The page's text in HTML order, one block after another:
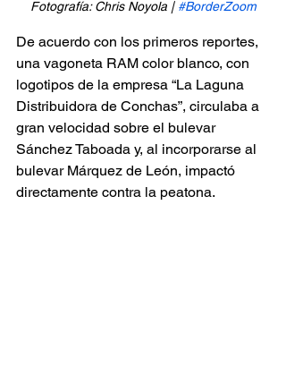
Fotografía: Chris Noyola | #BorderZoom
De acuerdo con los primeros reportes,
una vagoneta RAM color blanco, con
logotipos de la empresa “La Laguna
Distribuidora de Conchas”, circulaba a
gran velocidad sobre el bulevar
Sánchez Taboada y, al incorporarse al
bulevar Márquez de León, impactó
directamente contra la peatona.